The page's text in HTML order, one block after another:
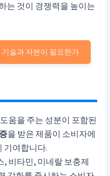
는 것이 경쟁력을 높이는
술과 자본이 필요한가
움을 주는 성분이 포함된
을 받은 제품이 소비자에
기여합니다.
, 비타민, 미네랄 보충제